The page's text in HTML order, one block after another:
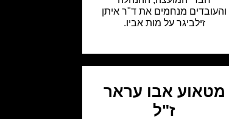
והעובדים מנחמים את ד"ר איתן
זילביגר על מות אביו.
מטאוע אבו עראר
ז"ל